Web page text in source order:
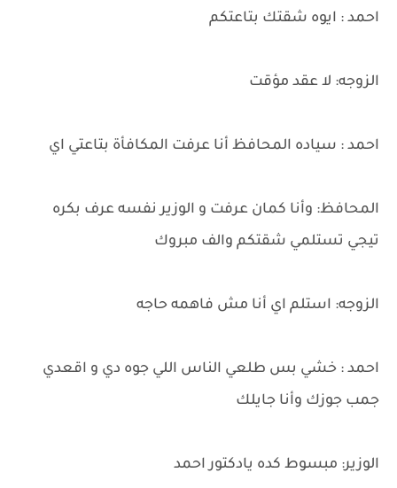
احمد : ايوه شقتك بتاعتكم
الزوجه: لا عقد مؤقت
احمد : سياده المحافظ أنا عرفت المكافأة بتاعتي اي
المحافظ: وأنا كمان عرفت و الوزير نفسه عرف بكره
تيجي تستلمي شقتكم والف مبروك
الزوجه: استلم اي أنا مش فاهمه حاجه
احمد : خشي بس طلعي الناس اللي جوه دي و اقعدي
جمب جوزك وأنا جايلك
الوزير: مبسوط كده يادكتور احمد